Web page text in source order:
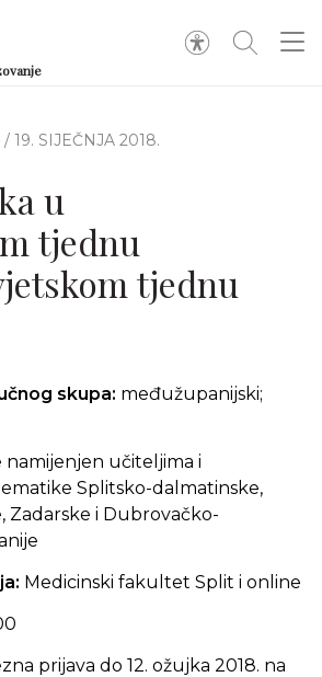
/ 19. SIJEČNJA 2018.
u
tjednu
tjednu
skupa: međužupanijski;
namijenjen učiteljima i
Splitsko-dalmatinske,
Zadarske i Dubrovačko-
Medicinski fakultet Split i online
prijava do 12. ožujka 2018. na